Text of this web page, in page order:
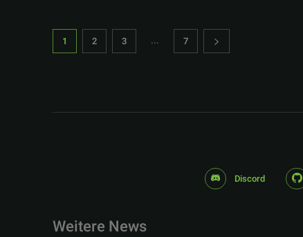
1 2 3 ... 7
Discord
Weitere News